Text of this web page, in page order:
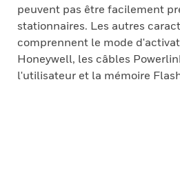
peuvent pas être facilement
stationnaires. Les autres
comprennent le mode
Honeywell, les câbles
l'utilisateur et la mémoire